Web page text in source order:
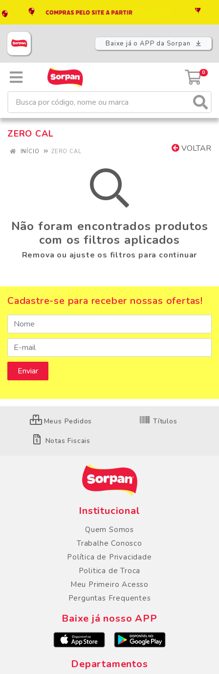
Baixe já o APP da Sorpan
0
ZERO CAL
VOLTAR
INÍCIO ZERO CAL
Não foram encontrados produtos
com os filtros aplicados
Remova ou ajuste os filtros para continuar
Cadastre-se para receber nossas ofertas!
Meus Pedidos Títulos
Notas Fiscais
Institucional
Quem Somos
Trabalhe Conosco
Política de Privacidade
Politica de Troca
Meu Primeiro Acesso
Perguntas Frequentes
Baixe já nosso APP
Departamentos